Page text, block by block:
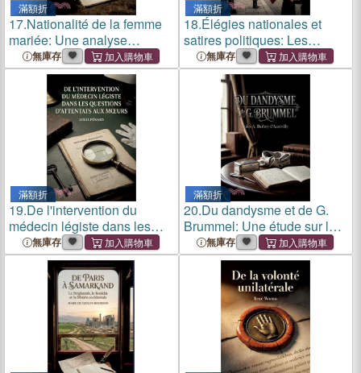
滿額折
17.Nationalité de la femme
mariée: Une analyse
juridique de François
Varambon sur la condition
de la femme mariée au
regard du droit de la
nationalité au
無庫存
滿額折
18.Élégies nationales et
satires politiques: Les
élégies nationales et satires
politiques, une exploration
poétique des tourments et
des espoirs de la Fr
無庫存
滿額折
19.De l'intervention du
médecin légiste dans les
questions d'attentats aux
moeurs: Une analyse
détaillée du rôle du médecin
légiste face aux attentats au
無庫存
滿額折
20.Du dandysme et de G.
Brummel: Une étude sur le
dandysme anglais et la
figure de George Brummell,
analysés par Jules Barbey
d'Aurevilly.
無庫存